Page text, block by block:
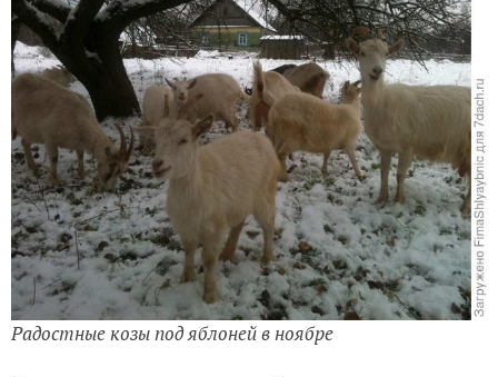
Радостные козы под яблоней в ноябре